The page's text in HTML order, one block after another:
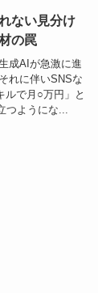
ない見分け
の罠
成AIが急激に進
れに伴いSNSな
ルで月○万円」と
つようにな...